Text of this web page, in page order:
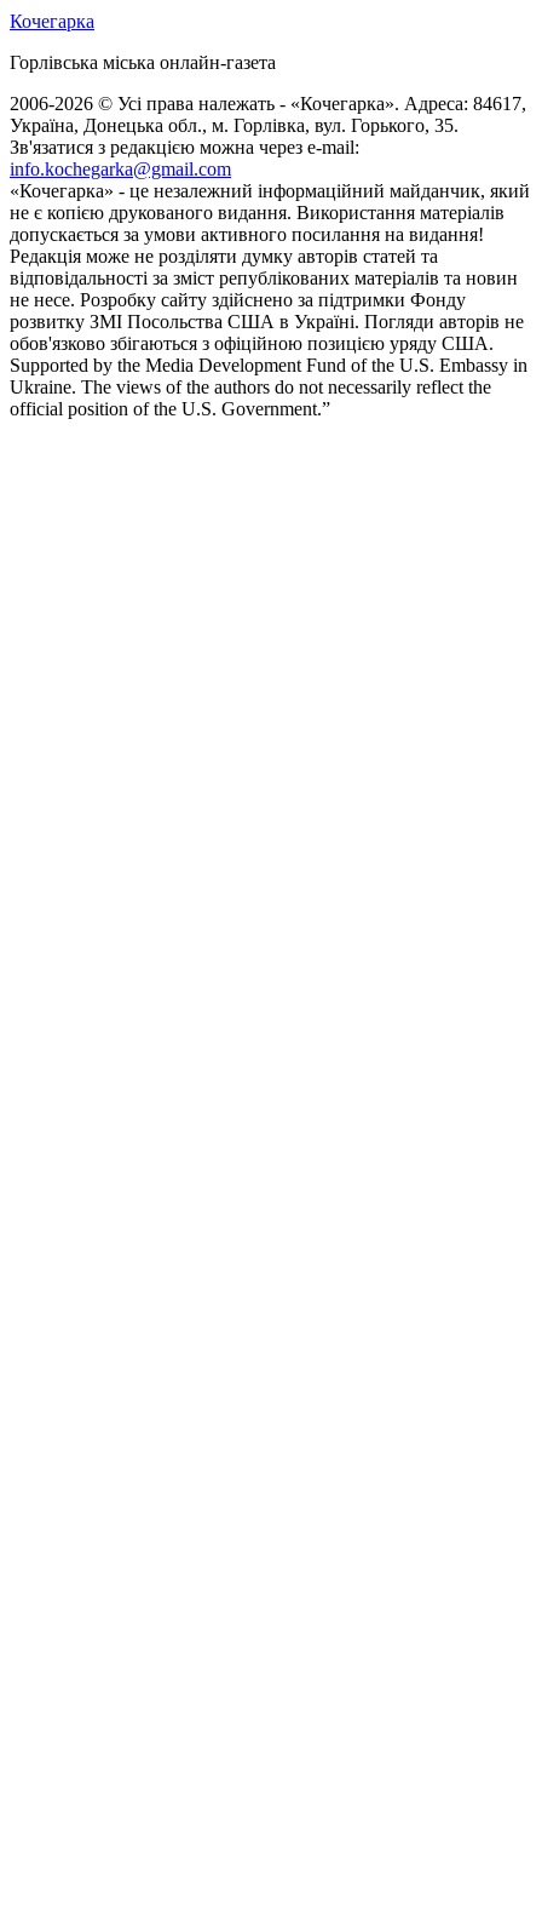
Кочегарка
Горлівська міська онлайн-газета
2006-2026 © Усі права належать - «Кочегарка». Адреса: 84617,
Україна, Донецька обл., м. Горлівка, вул. Горького, 35.
Зв'язатися з редакцією можна через e-mail:
info.kochegarka@gmail.com
«Кочегарка» - це незалежний інформаційний майданчик, який
не є копією друкованого видання. Використання матеріалів
допускається за умови активного посилання на видання!
Редакція може не розділяти думку авторів статей та
відповідальності за зміст републікованих матеріалів та новин
не несе. Розробку сайту здійснено за підтримки Фонду
розвитку ЗМІ Посольства США в Україні. Погляди авторів не
обов'язково збігаються з офіційною позицією уряду США.
Supported by the Media Development Fund of the U.S. Embassy in
Ukraine. The views of the authors do not necessarily reflect the
official position of the U.S. Government.”